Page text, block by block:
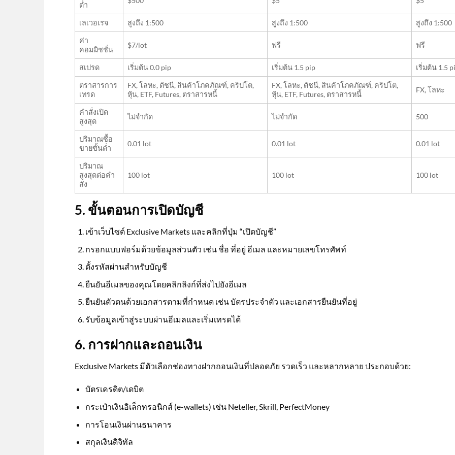
ต่ำ
เลเวอเรจ สูงถึง 1:500 สูงถึง 1:500 สูงถึง 1:500
ค่า
คอมมิชชั่น
$7/lot ฟรี ฟรี
สเปรด เริ่มต้น 0.0 pip เริ่มต้น 1.5 pip เริ่มต้น 1.5
ตราสารการ
เทรด
FX, โลหะ, ดัชนี, สินค้าโภคภัณฑ์, คริปโต,
หุ้น, ETF, Futures, ตราสารหนี้
FX, โลหะ, ดัชนี, สินค้าโภคภัณฑ์, คริปโต,
หุ้น, ETF, Futures, ตราสารหนี้
FX, โลหะ
คำสั่งเปิด
สูงสุด
ไม่จำกัด ไม่จำกัด 500
ปริมาณซื้อ
ขายขั้นต่ำ
0.01 lot 0.01 lot 0.01 lot
ปริมาณ
สูงสุดต่อคำ
สั่ง
100 lot 100 lot 100 lot
5. ขั้นตอนการเปิดบัญชี
เข้าเว็บไซต์ Exclusive Markets และคลิกที่ปุ่ม “เปิดบัญชี”
กรอกแบบฟอร์มด้วยข้อมูลส่วนตัว เช่น ชื่อ ที่อยู่ อีเมล และหมายเลขโทรศัพท์
ตั้งรหัสผ่านสำหรับบัญชี
ยืนยันอีเมลของคุณโดยคลิกลิงก์ที่ส่งไปยังอีเมล
ยืนยันตัวตนด้วยเอกสารตามที่กำหนด เช่น บัตรประจำตัว และเอกสารยืนยันที่อยู่
รับข้อมูลเข้าสู่ระบบผ่านอีเมลและเริ่มเทรดได้
6. การฝากและถอนเงิน
Exclusive Markets มีตัวเลือกช่องทางฝากถอนเงินที่ปลอดภัย รวดเร็ว และหลากหลาย ประกอบด้วย:
บัตรเครดิต/เดบิต
กระเป๋าเงินอิเล็กทรอนิกส์ (e-wallets) เช่น Neteller, Skrill, PerfectMoney
การโอนเงินผ่านธนาคาร
สกุลเงินดิจิทัล